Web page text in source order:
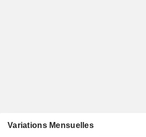
Variations Mensuelles